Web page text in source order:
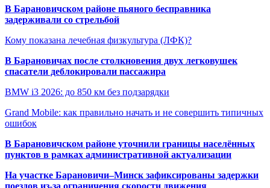
В Барановичском районе пьяного бесправника
задерживали со стрельбой
Кому показана лечебная физкультура (ЛФК)?
В Барановичах после столкновения двух легковушек
спасатели деблокировали пассажира
BMW i3 2026: до 850 км без подзарядки
Grand Mobile: как правильно начать и не совершить типичных
ошибок
В Барановичском районе уточнили границы населённых
пунктов в рамках административной актуализации
На участке Барановичи–Минск зафиксированы задержки